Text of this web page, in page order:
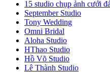
15 studio chụp ảnh cưới
September Studio
Tony Wedding
Omni Bridal
Aloha Studio
HThao Studio
Hồ Võ Studio
Lê Thành Studio